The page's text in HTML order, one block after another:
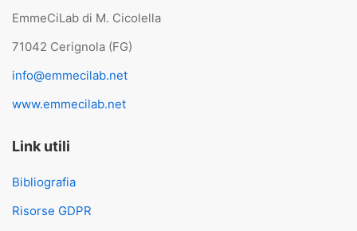
EmmeCiLab di M. Cicolella
71042 Cerignola (FG)
info@emmecilab.net
www.emmecilab.net
Link utili
Bibliografia
Risorse GDPR